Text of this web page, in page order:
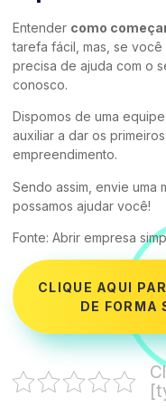
Entender como
tarefa fácil, mas, se
precisa de ajuda com o
conosco.
Dispomos de uma
auxiliar a dar os
empreendimento.
Sendo assim, envie uma
possamos ajudar você!
Fonte: Abrir empresa
CLIQUE AQUI
DE FORMA